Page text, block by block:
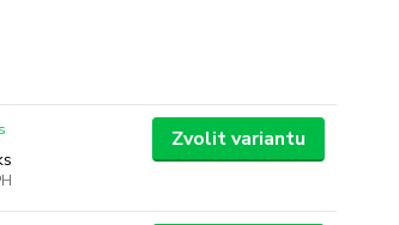
Zvolit variantu